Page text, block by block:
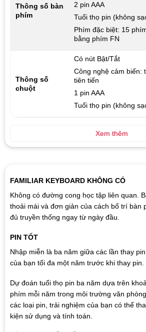
FAMILIAR KEYBOARD KHÔNG CÓ
Không có đường cong học tập liên quan.
thoải mái và đơn giản của cách bố trí bàn
đủ truyền thống ngay từ ngày đầu.
PIN TỐT
Nhập miễn là ba năm giữa các lần thay
của bạn tối đa một năm trước khi thay pin.
Dự đoán tuổi thọ pin ba năm dựa trên
phím mỗi năm trong môi trường văn
các loại pin, trải nghiệm của bạn có thể
kiện sử dụng và tính toán.
Thông số bàn
phím
2 pin AAA
Tuổi thọ pin (không
Phím đặc biệt: 15
bằng phím FN
Thông số
chuột
Có nút Bật/Tắt
Công nghệ cảm biến:
tiên tiến
1 pin AAA
Tuổi thọ pin (không
Xem thêm